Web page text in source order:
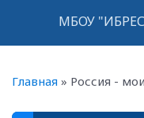
МБОУ
Главная » Россия -